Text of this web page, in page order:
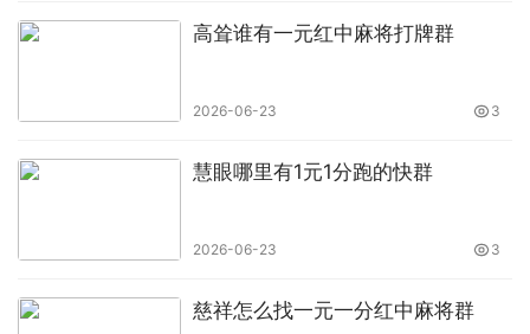
高耸谁有一元红中麻将打牌群
2026-06-23 3
慧眼哪里有1元1分跑的快群
2026-06-23 3
慈祥怎么找一元一分红中麻将群